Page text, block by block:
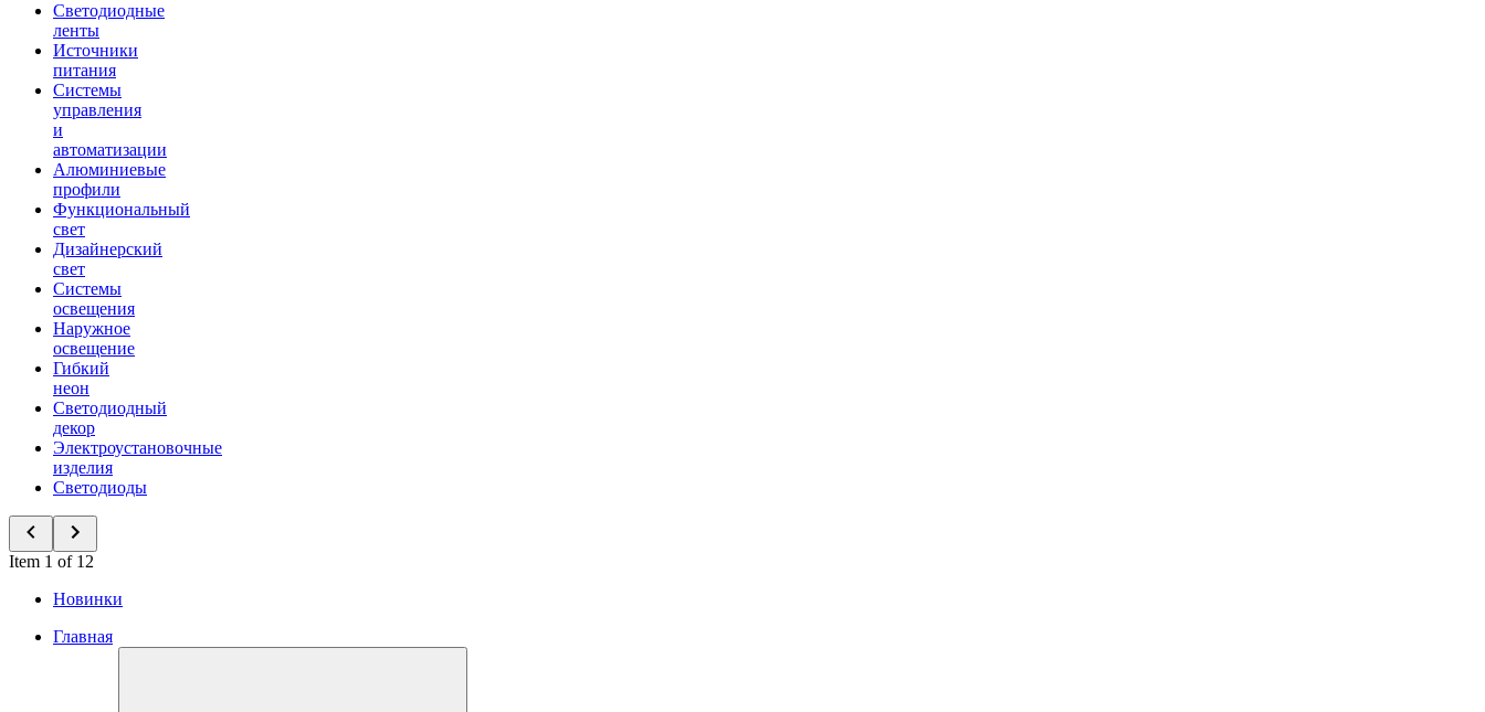
Светодиодные
ленты
Источники
питания
Системы
управления
и
автоматизации
Алюминиевые
профили
Функциональный
свет
Дизайнерский
свет
Системы
освещения
Наружное
освещение
Гибкий
неон
Светодиодный
декор
Электроустановочные
изделия
Светодиоды
Item 1 of 12
Новинки
Главная